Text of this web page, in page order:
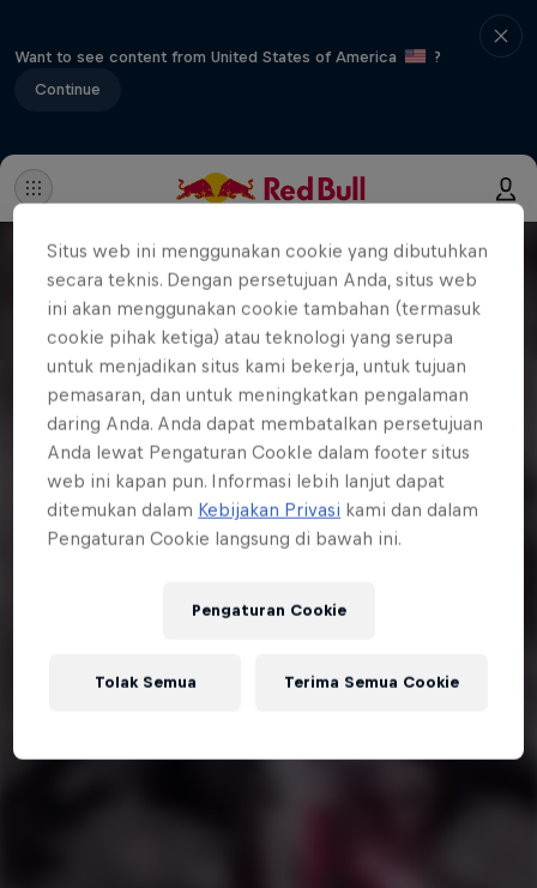
Want to see content from United States of America
?
Continue
Situs web ini menggunakan cookie yang dibutuhkan
secara teknis. Dengan persetujuan Anda, situs web
ini akan menggunakan cookie tambahan (termasuk
cookie pihak ketiga) atau teknologi yang serupa
untuk menjadikan situs kami bekerja, untuk tujuan
pemasaran, dan untuk meningkatkan pengalaman
daring Anda. Anda dapat membatalkan persetujuan
Anda lewat Pengaturan CookIe dalam footer situs
web ini kapan pun. Informasi lebih lanjut dapat
ditemukan dalam Kebijakan Privasi kami dan dalam
Pengaturan Cookie langsung di bawah ini.
Pengaturan Cookie
Tolak Semua Terima Semua Cookie